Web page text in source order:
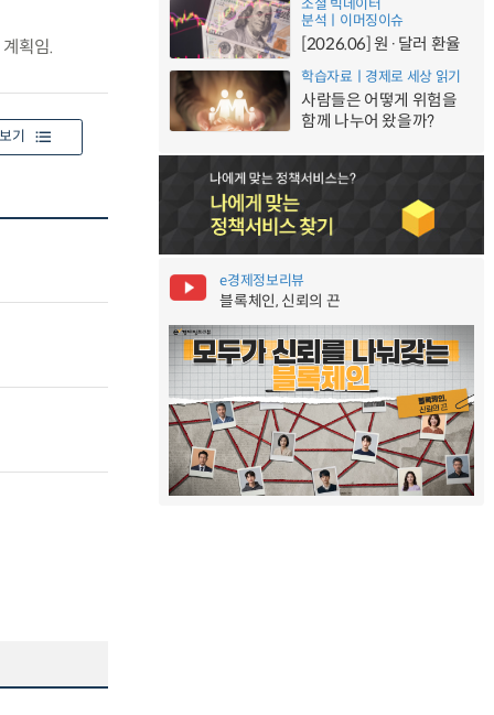
획임.
기
소셜 빅데이터
분석ㅣ이머징이슈
[2026.06] 원·달러 환율
학습자료ㅣ경제로 세상 읽기
사람들은 어떻게 위험을
함께 나누어 왔을까?
e경제정보리뷰
블록체인, 신뢰의 끈